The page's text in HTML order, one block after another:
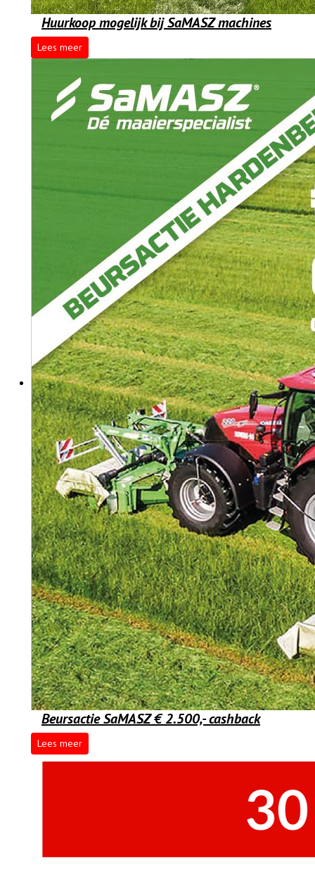
Huurkoop mogelijk bij SaMASZ machines
Lees meer
Beursactie SaMASZ € 2.500,- cashback
Lees meer